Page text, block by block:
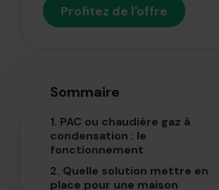
Profitez de l'offre
Sommaire
1. PAC ou chaudière gaz à
condensation : le
fonctionnement
2. Quelle solution mettre en
place pour une maison